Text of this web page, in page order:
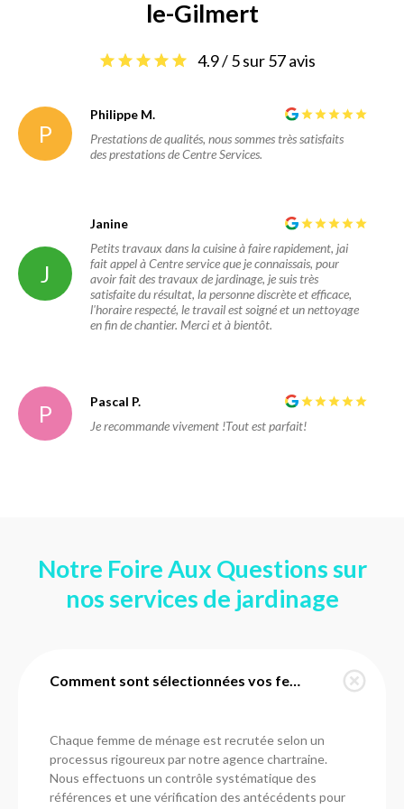
le-Gilmert
4.9 / 5 sur 57 avis
P
Philippe M.
Prestations de qualités, nous sommes très satisfaits
des prestations de Centre Services.
J
Janine
Petits travaux dans la cuisine à faire rapidement, jai
fait appel à Centre service que je connaissais, pour
avoir fait des travaux de jardinage, je suis très
satisfaite du résultat, la personne discrète et efficace,
l'horaire respecté, le travail est soigné et un nettoyage
en fin de chantier. Merci et à bientôt.
P
Pascal P.
Je recommande vivement !Tout est parfait!
Notre Foire Aux Questions sur
nos services de jardinage
Comment sont sélectionnées vos femmes de ménage à Fresnay-le-Gilmert ?
Chaque femme de ménage est recrutée selon un
processus rigoureux par notre agence chartraine.
Nous effectuons un contrôle systématique des
références et une vérification des antécédents pour